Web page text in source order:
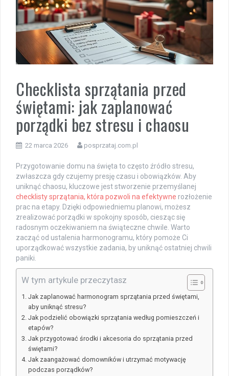
Checklista sprzątania przed
świętami: jak zaplanować
porządki bez stresu i chaosu
22 marca 2026 posprzataj.com.pl
Przygotowanie domu na święta to często źródło stresu,
zwłaszcza gdy czujemy presję czasu i obowiązków. Aby
uniknąć chaosu, kluczowe jest stworzenie przemyślanej
checklisty sprzątania, która pozwoli na efektywne rozłożenie
prac na etapy. Dzięki odpowiedniemu planowi, możesz
zrealizować porządki w spokojny sposób, ciesząc się
radosnym oczekiwaniem na świąteczne chwile. Warto
zacząć od ustalenia harmonogramu, który pomoże Ci
uporządkować wszystkie zadania, by uniknąć ostatniej chwili
paniki.
W tym artykule przeczytasz
Jak zaplanować harmonogram sprzątania przed świętami,
aby uniknąć stresu?
Jak podzielić obowiązki sprzątania według pomieszczeń i
etapów?
Jak przygotować środki i akcesoria do sprzątania przed
świętami?
Jak zaangażować domowników i utrzymać motywację
podczas porządków?